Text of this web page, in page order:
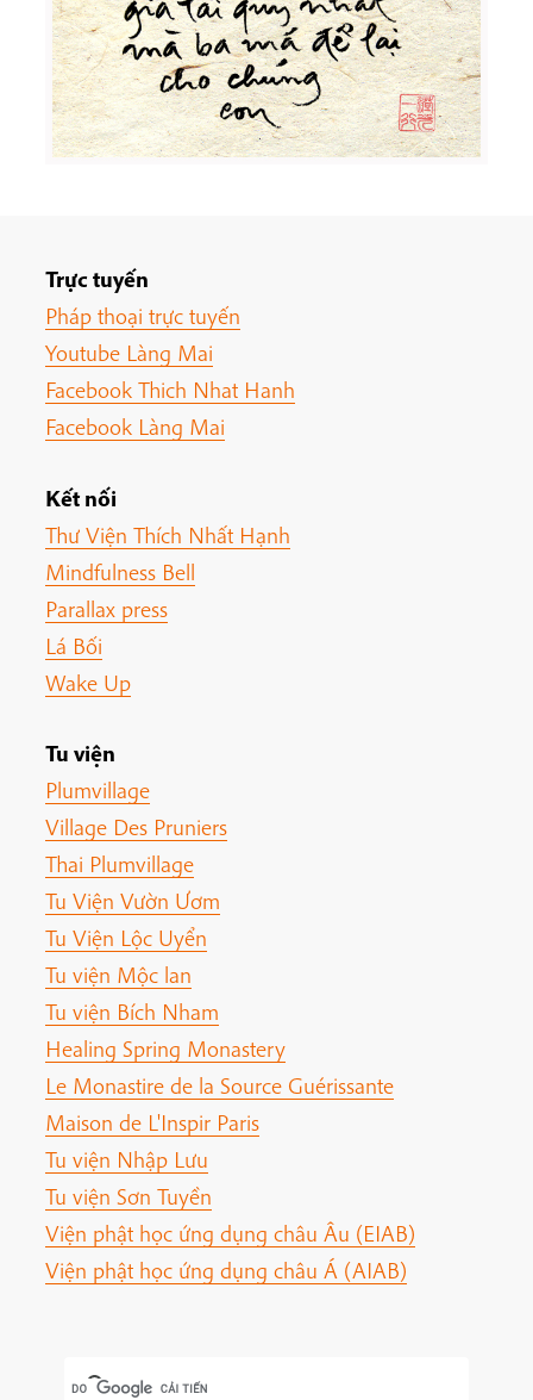
Trực tuyến
Pháp thoại trực tuyến
Youtube Làng Mai
Facebook Thich Nhat Hanh
Facebook Làng Mai
Kết nối
Thư Viện Thích Nhất Hạnh
Mindfulness Bell
Parallax press
Lá Bối
Wake Up
Tu viện
Plumvillage
Village Des Pruniers
Thai Plumvillage
Tu Viện Vườn Ươm
Tu Viện Lộc Uyển
Tu viện Mộc lan
Tu viện Bích Nham
Healing Spring Monastery
Le Monastire de la Source Guérissante
Maison de L'Inspir Paris
Tu viện Nhập Lưu
Tu viện Sơn Tuyền
Viện phật học ứng dụng châu Âu (EIAB)
Viện phật học ứng dụng châu Á (AIAB)